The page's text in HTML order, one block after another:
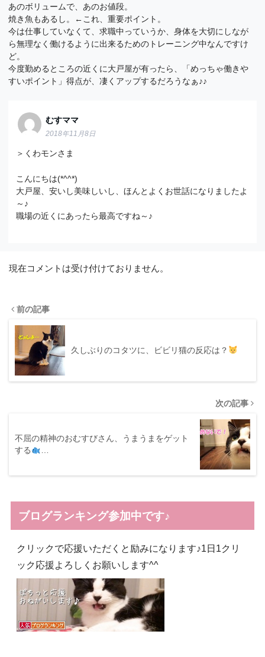
あのボリュームで、あのお値段。
焼き魚もあるし。←これ、重要ポイント。
今は仕事していなくて、求職中っていうか、身体を大切にしなが
ら無理なく働けるように出来るためのトレーニング中なんですけ
ど。
今度勤めるところの近くに大戸屋が有ったら、「めっちゃ働きや
すいポイント」得点が、凄くアップするだろうなぁ♪♪
むすママ
2018年11月8日
＞くわモンさま
こんにちは(*^^*)
大戸屋、安いし美味しいし、ほんとよくお世話になりましたよ
～♪
職場の近くにあったら最高ですね～♪
現在コメントは受け付けておりません。
前の記事
久しぶりのコタツに、ビビリ猫の反応は？
次の記事
不屈の精神のおむすびさん、うまうまをゲット
する
…
ブログランキング参加中です♪
クリックで応援いただくと励みになります♪1日1クリ
ック応援よろしくお願いします^^